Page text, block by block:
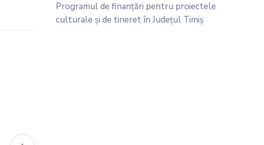
Programul de finanțări pentru proiectele
culturale și de tineret în Județul Timiș